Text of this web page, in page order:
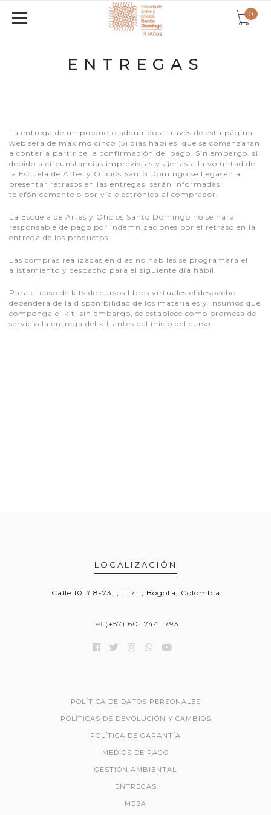
0
ENTREGAS
La entrega de un producto adquirido a través de esta página
web será de máximo cinco (5) días hábiles, que se comenzarán
a contar a partir de la confirmación del pago. Sin embargo. si
debido a circunstancias imprevistas y ajenas a la voluntad de
la Escuela de Artes y Oficios Santo Domingo se llegasen a
presentar retrasos en las entregas, serán informadas
telefónicamente o por vía electrónica al comprador.
La Escuela de Artes y Oficios Santo Domingo no se hará
responsable de pago por indemnizaciones por el retraso en la
entrega de los productos.
Las compras realizadas en días no hábiles se programará el
alistamiento y despacho para el siguiente día hábil.
Para el caso de kits de cursos libres virtuales el despacho
dependerá de la disponibilidad de los materiales y insumos que
componga el kit, sin embargo, se establece como promesa de
servicio la entrega del kit antes del inicio del curso.
LOCALIZACIÓN
Calle 10 # 8-73, , 111711, Bogota, Colombia
Tel (+57) 601 744 1793
POLÍTICA DE DATOS PERSONALES
POLÍTICAS DE DEVOLUCIÓN Y CAMBIOS
POLÍTICA DE GARANTÍA
MEDIOS DE PAGO
GESTIÓN AMBIENTAL
ENTREGAS
MESA